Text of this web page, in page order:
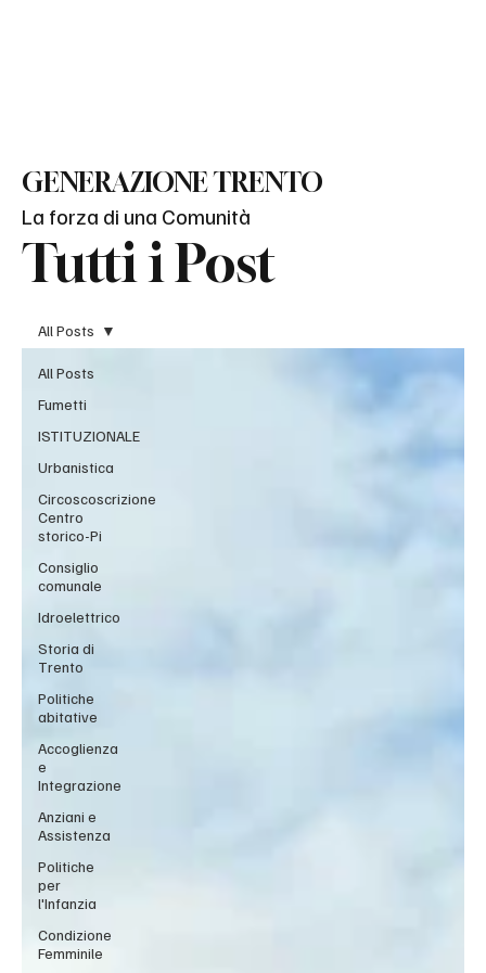
Tutti i Post
GENERAZIONE TRENTO
La forza di una Comunità
All Posts
Fumetti
ISTITUZIONALE
Urbanistica
Circoscoscrizione
Centro
storico-Pi
Consiglio
comunale
Idroelettrico
Storia di
Trento
Politiche
abitative
Accoglienza
e
Integrazione
Anziani e
Assistenza
Politiche
per
l'Infanzia
Condizione
Femminile
All Posts